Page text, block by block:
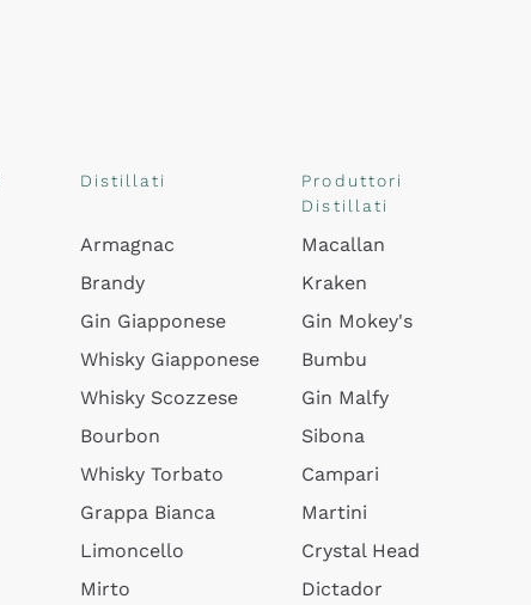
Distillati
Armagnac
Brandy
Gin Giapponese
Whisky Giapponese
Whisky Scozzese
Bourbon
Whisky Torbato
Grappa Bianca
Limoncello
Mirto
Produttori
Distillati
Macallan
Kraken
Gin Mokey's
Bumbu
Gin Malfy
Sibona
Campari
Martini
Crystal Head
Dictador